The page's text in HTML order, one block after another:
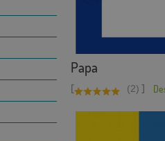
Papa
[ (2) ]